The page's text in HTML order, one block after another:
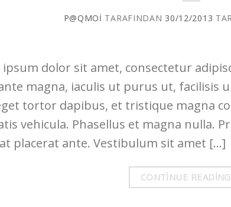
P@QMOI TARAFINDAN 30/12/2013
ipsum dolor sit amet, consectetur
magna, iaculis ut purus ut, facilisis
tortor dapibus, et tristique magna
vehicula. Phasellus et magna nulla.
placerat ante. Vestibulum sit amet […]
CONTINUE READING